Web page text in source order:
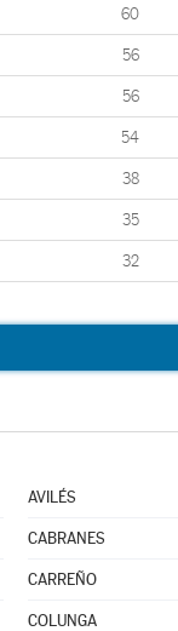
60
56
56
54
38
35
32
AVILÉS
CABRANES
CARREÑO
COLUNGA